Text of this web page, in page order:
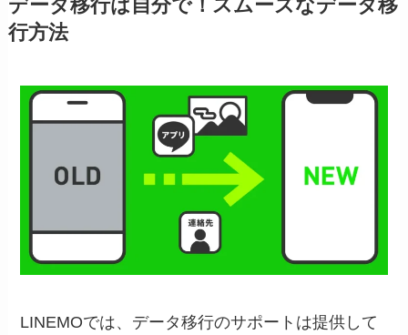
データ移行は自分で！スムーズなデータ移
行方法
LINEMOでは、データ移行のサポートは提供して